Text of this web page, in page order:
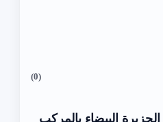
(0)
البيضاء بالمركب